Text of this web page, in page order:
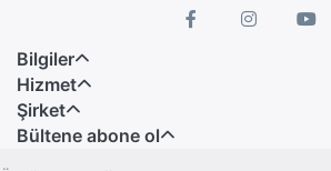
Bilgiler
Hizmet
Şirket
Bültene abone ol